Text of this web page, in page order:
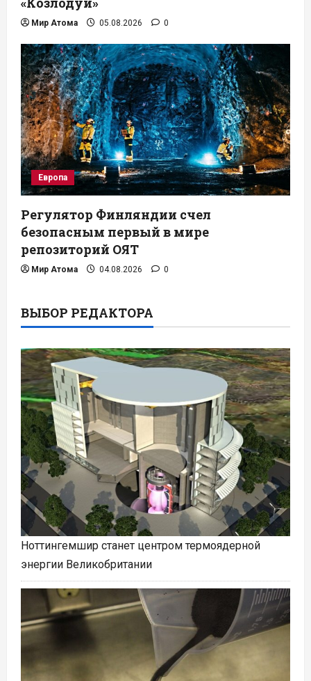
Мир Атома 05.08.2026 0
Европа
Регулятор Финляндии счел
безопасным первый в мире
репозиторий ОЯТ
Мир Атома 04.08.2026 0
ВЫБОР РЕДАКТОРА
Ноттингемшир станет центром термоядерной
энергии Великобритании